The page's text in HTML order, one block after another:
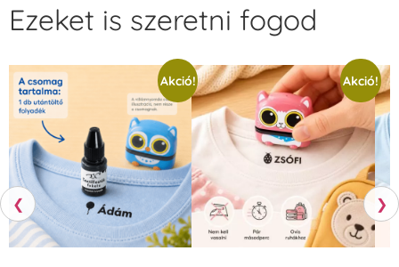
❮
Ezeket is szeretni fogod
Akció! Akció!
❯